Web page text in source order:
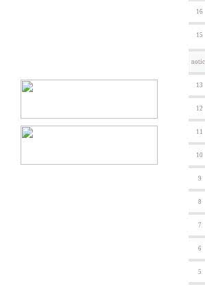
16
15
13
12
11
10
9
8
7
6
5